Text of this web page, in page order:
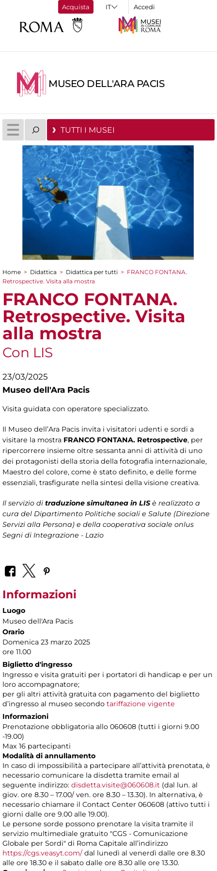
Acquista Accedi
MUSEO DELL'ARA PACIS
TUTTI I MUSEI
Tu sei qui
Home > Didattica > Didattica per tutti > FRANCO FONTANA.
Retrospective. Visita alla mostra
FRANCO FONTANA.
Retrospective. Visita
alla mostra
Con LIS
23/03/2025
Museo dell'Ara Pacis
Visita guidata con operatore specializzato.
Il Museo dell’Ara Pacis invita i visitatori udenti e sordi a
visitare la mostra FRANCO FONTANA. Retrospective, per
ripercorrere insieme oltre sessanta anni di attività di uno
dei protagonisti della storia della fotografia internazionale,
Maestro del colore, come è stato definito, e delle forme
essenziali, trasfigurate nella sintesi della visione creativa.
Il servizio di traduzione simultanea in LIS è realizzato a
cura del Dipartimento Politiche sociali e Salute (Direzione
Servizi alla Persona) e della cooperativa sociale onlus
Segni di Integrazione - Lazio
Informazioni
Luogo
Museo dell'Ara Pacis
Orario
Domenica 23 marzo 2025
ore 11.00
Biglietto d'ingresso
Ingresso e visita gratuiti per i portatori di handicap e per un
loro accompagnatore;
per gli altri attività gratuita con pagamento del biglietto
d’ingresso al museo secondo tariffazione vigente
Informazioni
Prenotazione obbligatoria allo 060608 (tutti i giorni 9.00
-19.00)
Max 16 partecipanti
Modalità di annullamento
In caso di impossibilità a partecipare all’attività prenotata, è
necessario comunicare la disdetta tramite email al
seguente indirizzo: disdetta.visite@060608.it (dal lun. al
giov. ore 8.30 – 17.00/ ven. ore 8.30 – 13.30). In alternativa, è
necessario chiamare il Contact Center 060608 (attivo tutti i
giorni dalle ore 9.00 alle 19.00).
Le persone sorde possono prenotare la visita tramite il
servizio multimediale gratuito "CGS - Comunicazione
Globale per Sordi" di Roma Capitale all’indirizzo
https://cgs.veasyt.com/ dal lunedì al venerdì dalle ore 8.30
alle ore 18.30 e il sabato dalle ore 8.30 alle ore 13.30.